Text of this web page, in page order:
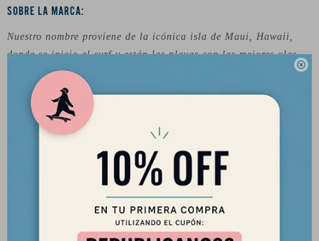

SOBRE LA MARCA:
Nuestro nombre proviene de la icónica isla de Maui, Hawaii,
donde se inicio el surf y están las playas con las mejores olas
del mundo. Sin embargo, la leyenda de Maui and Sons
comienza, irónicamente, con la fabricación de una galleta de
chocolate en el continente americano. Más precisamente en el
barrio de Newport Beach, al sur de California, a un par de
1980, tres amantes del surf deciden comenzar una compañía de
galletas de chispas de chocolate, “Maui’s Chocolate Chip
Cookies”.Jeff Yokohama, más conocido por sus amigos como
“Yoki”, ocupó ingredientes y recetas familiares que tenían
humildes raíces de la isla Hawaiana. Cuando quemaron su